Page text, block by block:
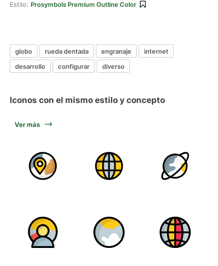
Estilo: Prosymbols Premium Outline Color
globo rueda dentada engranaje
internet
desarrollo
configurar diverso
Iconos con el mismo estilo y concepto
Ver más